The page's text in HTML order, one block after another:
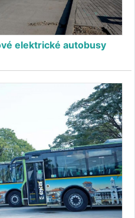
elektrické autobusy